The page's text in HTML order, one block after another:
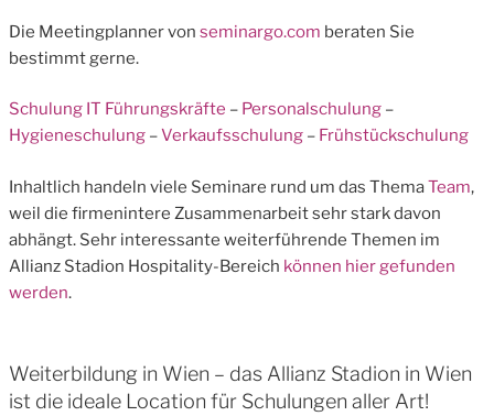
Die Meetingplanner von seminargo.com beraten Sie
bestimmt gerne.
Schulung IT Führungskräfte – Personalschulung –
Hygieneschulung –Verkaufsschulung – Frühstückschulung
Inhaltlich handeln viele Seminare rund um das ThemaTeam,
weil die firmenintere Zusammenarbeit sehr stark davon
abhängt. Sehr interessante weiterführende Themen im
Allianz Stadion Hospitality-Bereich können hier gefunden
werden.
Weiterbildung in Wien – das Allianz Stadion in Wien
ist die ideale Location für Schulungen aller Art!